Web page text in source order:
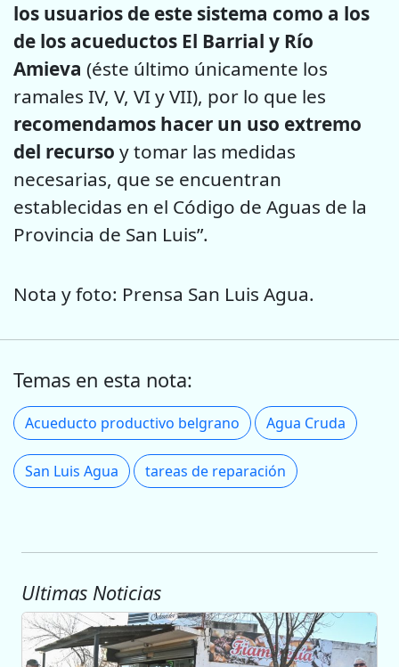
los usuarios de este sistema como a los
de los acueductos El Barrial y Río
Amieva (éste último únicamente los
ramales IV, V, VI y VII), por lo que les
recomendamos hacer un uso extremo
del recurso y tomar las medidas
necesarias, que se encuentran
establecidas en el Código de Aguas de la
Provincia de San Luis”.
Nota y foto: Prensa San Luis Agua.
Temas en esta nota:
Acueducto productivo belgrano Agua Cruda
San Luis Agua tareas de reparación
Ultimas Noticias